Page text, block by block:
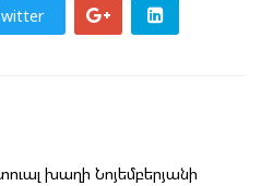
խաղի Նոյեմբերյանի